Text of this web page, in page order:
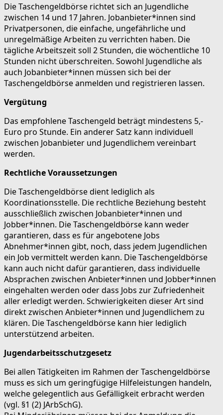
Die Taschengeldbörse richtet sich an Jugendliche
zwischen 14 und 17 Jahren. Jobanbieter*innen sind
Privatpersonen, die einfache, ungefährliche und
unregelmäßige Arbeiten zu verrichten haben. Die
tägliche Arbeitszeit soll 2 Stunden, die wöchentliche 10
Stunden nicht überschreiten. Sowohl Jugendliche als
auch Jobanbieter*innen müssen sich bei der
Taschengeldbörse anmelden und registrieren lassen.
Vergütung
Das empfohlene Taschengeld beträgt mindestens 5,-
Euro pro Stunde. Ein anderer Satz kann individuell
zwischen Jobanbieter und Jugendlichem vereinbart
werden.
Rechtliche Voraussetzungen
Die Taschengeldbörse dient lediglich als
Koordinationsstelle. Die rechtliche Beziehung besteht
ausschließlich zwischen Jobanbieter*innen und
Jobber*innen. Die Taschengeldbörse kann weder
garantieren, dass es für angebotene Jobs
Abnehmer*innen gibt, noch, dass jedem Jugendlichen
ein Job vermittelt werden kann. Die Taschengeldbörse
kann auch nicht dafür garantieren, dass individuelle
Absprachen zwischen Anbieter*innen und Jobber*innen
eingehalten werden oder dass Jobs zur Zufriedenheit
aller erledigt werden. Schwierigkeiten dieser Art sind
direkt zwischen Anbieter*innen und Jugendlichem zu
klären. Die Taschengeldbörse kann hier lediglich
unterstützend arbeiten.
Jugendarbeitsschutzgesetz
Bei allen Tätigkeiten im Rahmen der Taschengeldbörse
muss es sich um geringfügige Hilfeleistungen handeln,
welche gelegentlich aus Gefälligkeit erbracht werden
(vgl. §1 (2) JArbSchG).